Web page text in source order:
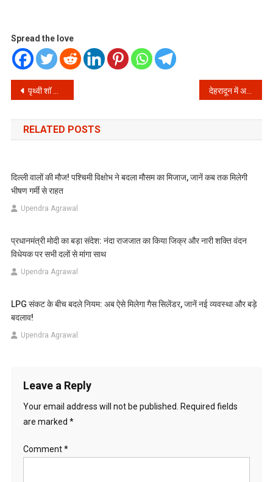
Spread the love
Post
navigation
पृथ्वी शॉ की मंगेतर का ‘हर अफवाह सच है’ पोस्ट हुआ वायरल: क्रिकेट जगत में नई हलचल! देहरादून में अवैध खनन पर बड़ी कार्रवाई: प्रकृति को बचाने की नई उम्मीद!
RELATED POSTS
दिल्ली वालों की मौज! पश्चिमी विक्षोभ ने बदला मौसम का मिजाज, जानें कब तक मिलेगी
भीषण गर्मी से राहत
Upendra Agrawal
प्रधानमंत्री मोदी का बड़ा संदेश: नंदा राजजात का किया जिक्र और नारी शक्ति वंदन
विधेयक पर सभी दलों से मांगा साथ
Upendra Agrawal
LPG संकट के बीच बदले नियम: अब ऐसे मिलेगा गैस सिलेंडर, जानें नई व्यवस्था और बड़े
बदलाव!
Upendra Agrawal
Leave a Reply
Your email address will not be published.
Required fields
are marked *
Comment*